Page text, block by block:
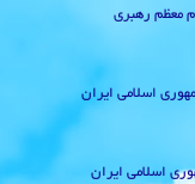
معظم رهبری
اسلامی ایران
اسلامی ایران